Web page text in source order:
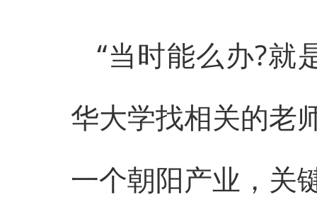
“当时能么办?就
华大学找相关的老
一个朝阳产业，关